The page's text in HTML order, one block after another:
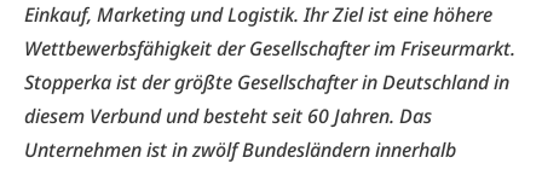
Einkauf, Marketing und Logistik. Ihr Ziel ist eine höhere
Wettbewerbsfähigkeit der Gesellschafter im Friseurmarkt.
Stopperka ist der größte Gesellschafter in Deutschland in
diesem Verbund und besteht seit 60 Jahren. Das
Unternehmen ist in zwölf Bundesländern innerhalb